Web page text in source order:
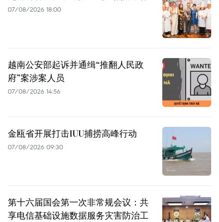
07/08/2026 18:00
越南公安部起诉并通缉“推翻人民政
府”案涉案人员
07/08/2026 14:56
金瓯省开展打击IUU捕捞高峰行动
07/08/2026 09:30
第十六届国会第一次非常规会议：共
享电信基础设施数据服务灾害防治工